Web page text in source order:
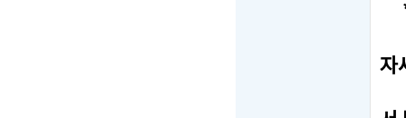
*
자